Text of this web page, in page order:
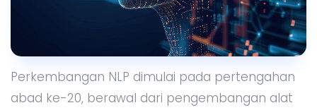
Perkembangan NLP dimulai pada pertengahan
abad ke-20, berawal dari pengembangan alat